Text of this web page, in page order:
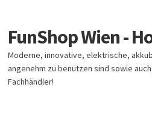
Zur
Navigation
springen
Zum
Inhalt
springen
FunShop Wien -
Moderne, innovative, elektrische,
angenehm zu benutzen sind sowie
Fachhändler!